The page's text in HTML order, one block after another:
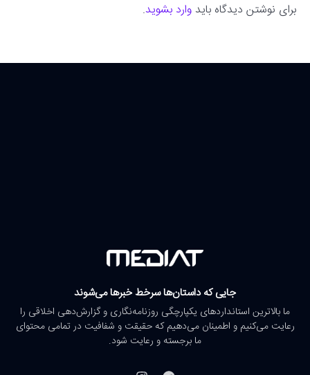
برای نوشتن دیدگاه باید وارد بشوید.
جایی که داستان‌ها سرخط خبرها می‌شوند
ما بالاترین استانداردهای یکپارچگی روزنامه‌نگاری و گزارش‌دهی اخلاقی را
رعایت می‌کنیم و اطمینان می‌دهیم که حقیقت و شفافیت در تمامی محتوای
ما برجسته و رعایت شود.